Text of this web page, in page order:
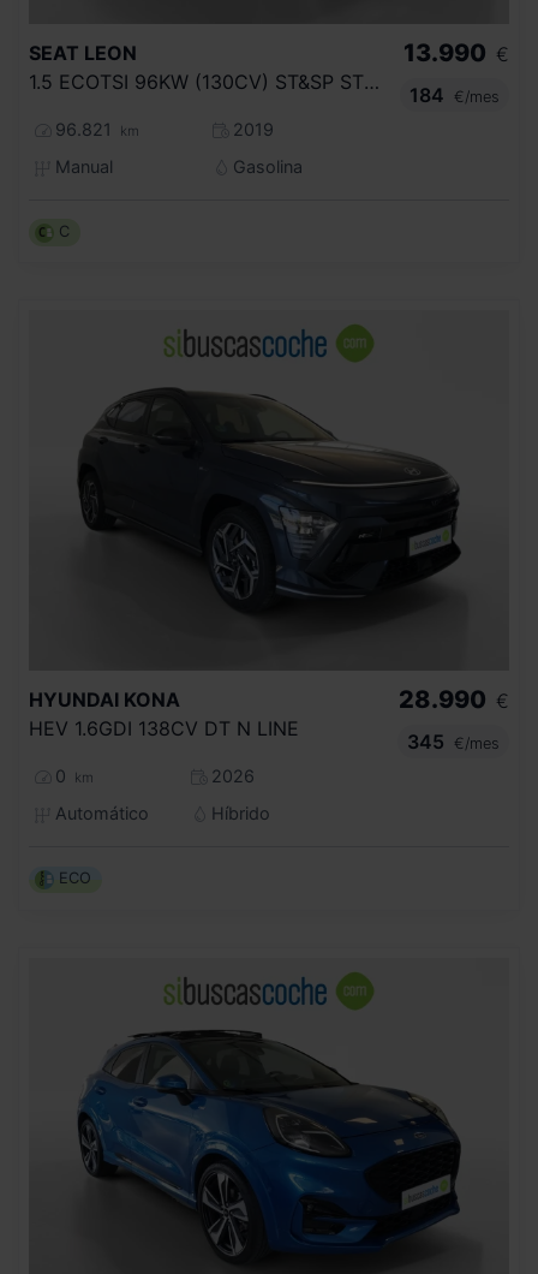
SEAT LEON
1.5 ECOTSI 96KW (130CV) ST&SP STYLE
96.821 km
2019
Manual
Gasolina
13.990 €
184
€/mes
C
HYUNDAI KONA
HEV 1.6GDI 138CV DT N LINE
0 km
2026
Automático
Híbrido
28.990 €
345
€/mes
ECO